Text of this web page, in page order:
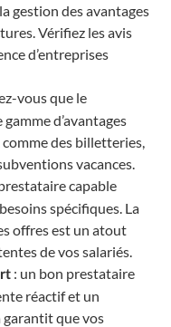
gestion des avantages
Vérifiez les avis
d’entreprises
vous que le
d’avantages
des billetteries,
vacances.
capable
spécifiques. La
offres est un atout
de vos salariés.
: un bon prestataire
réactif et un
garantit que vos